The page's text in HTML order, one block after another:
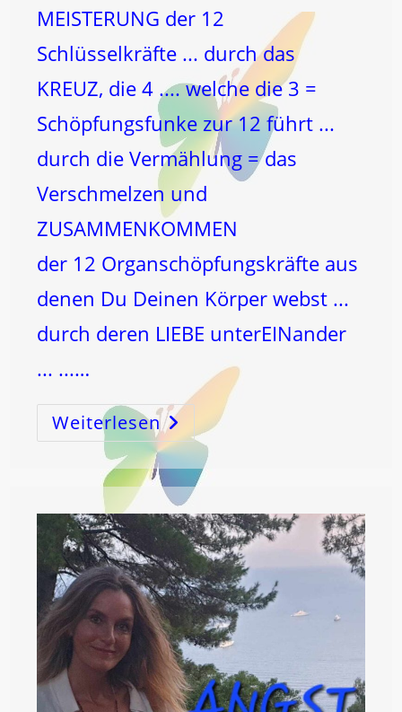
MEISTERUNG der 12
Schlüsselkräfte ... durch das
KREUZ, die 4 .... welche die 3 =
Schöpfungsfunke zur 12 führt ...
durch die Vermählung = das
Verschmelzen und
ZUSAMMENKOMMEN
der 12 Organschöpfungskräfte aus
denen Du Deinen Körper webst ...
durch deren LIEBE unterEINander
... ...…
Weiterlesen12
–
Das
TOR
ZUM
SELBST!